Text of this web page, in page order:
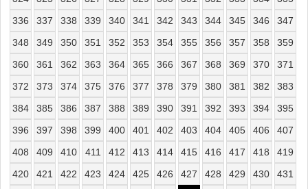
336
337 338 339 340 341 342 343 344 345 346
347
348
349 350 351 352 353 354 355 356 357 358
359
360
361 362 363 364 365 366 367 368 369 370
371
372
373 374 375 376 377 378 379 380 381 382
383
384
385 386 387 388 389 390 391 392 393 394
395
396
397 398 399 400 401 402 403 404 405 406
407
408
409 410 411 412 413 414 415 416 417 418
419
420
421 422 423 424 425 426 427 428 429 430
431